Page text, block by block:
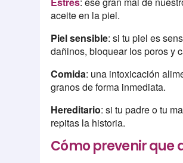
aceite en la piel.
Piel sensible: si tu piel es
dañinos, bloquear los poros y
Comida: una intoxicación
granos de forma inmediata.
Hereditario: si tu padre o tu
repitas la historia.
Cómo prevenir que